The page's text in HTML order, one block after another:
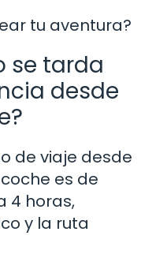
tu aventura?
se tarda
desde
de viaje desde
es de
4 horas,
y la ruta